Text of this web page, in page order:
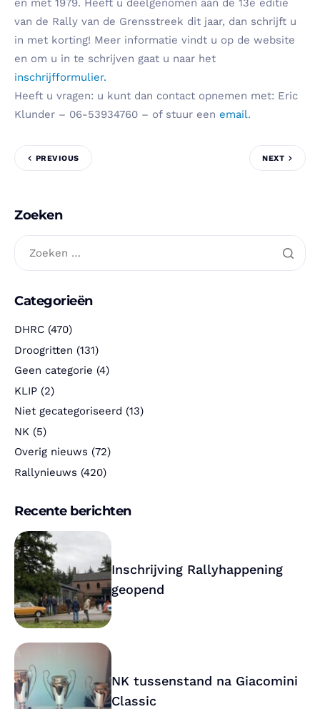
en met 1979. Heeft u deelgenomen aan de 13e editie
van de Rally van de Grensstreek dit jaar, dan schrijft u
in met korting! Meer informatie vindt u op de website
en om u in te schrijven gaat u naar het
inschrijfformulier.
Heeft u vragen: u kunt dan contact opnemen met: Eric
Klunder – 06-53934760 – of stuur een email.
PREVIOUS NEXT
Zoeken
Categorieën
DHRC (470)
Droogritten (131)
Geen categorie (4)
KLIP (2)
Niet gecategoriseerd (13)
NK (5)
Overig nieuws (72)
Rallynieuws (420)
Recente berichten
Inschrijving Rallyhappening
geopend
NK tussenstand na Giacomini
Classic